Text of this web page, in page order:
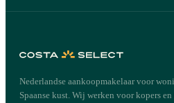
Nederlandse aankoopmakelaar voor
Spaanse kust. Wij werken voor kopers